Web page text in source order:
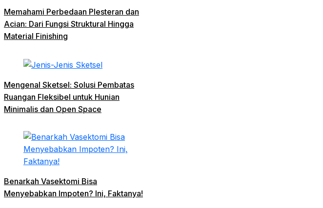
Memahami Perbedaan Plesteran dan
Acian: Dari Fungsi Struktural Hingga
Material Finishing
Mengenal Sketsel: Solusi Pembatas
Ruangan Fleksibel untuk Hunian
Minimalis dan Open Space
Benarkah Vasektomi Bisa
Menyebabkan Impoten? Ini, Faktanya!